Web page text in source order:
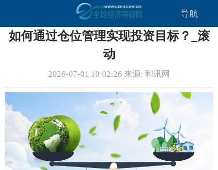
导航
如何通过仓位管理实现投资目标？_滚
动
2026-07-01 10:02:26 来源: 和讯网